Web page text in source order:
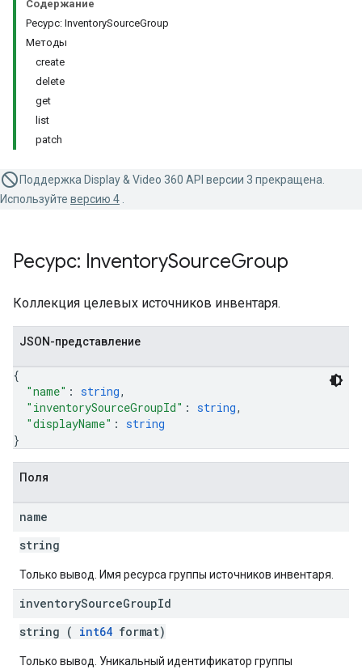
Содержание
Ресурс: InventorySourceGroup
Методы
create
delete
get
list
patch
Поддержка Display & Video 360 API версии 3 прекращена.
Используйте версию 4
Ресурс: InventorySourceGroup
Коллекция целевых источников инвентаря.
JSON-представление
{
"name" : string,
"inventorySourceGroupId" : string,
"displayName" : string
}
Поля
name
string
Только вывод. Имя ресурса группы источников инвентаря.
inventorySourceGroupId
string ( int64 format)
Только вывод. Уникальный идентификатор группы